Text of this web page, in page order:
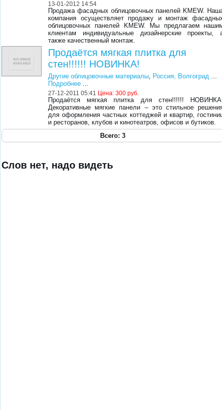
13-01-2012 14:54
Продажа фасадных облицовочных панелей KMEW.
компания осуществляет продажу и монтаж
облицовочных панелей KMEW. Мы предлагаем
клиентам индивидуальные дизайнерские проекты,
также качественный монтаж.
Продаётся мягкая плитка для
стен!!!!!! НОВИНКА!
Другие облицовочные материалы, Россия, Волгоград ...
Подробнее ...
27-12-2011 05:41 Цена:300 руб.
Продаётся мягкая плитка для стен!!!!!!
Декоративные мягкие панели – это стильное
для оформления частных коттеджей и квартир,
и ресторанов, клубов и кинотеатров, офисов и бутиков.
Всего: 3
Слов нет, надо видеть